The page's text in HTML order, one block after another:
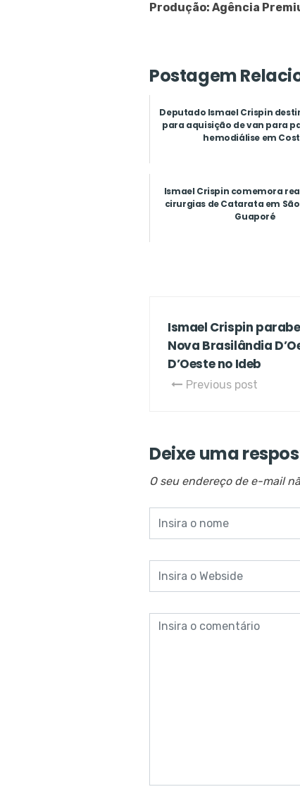
Produção: Agência
Postagem
Deputado Ismael Crispin
para aquisição de van para
hemodiálise em
Ismael Crispin comemora
cirurgias de Catarata em
Guaporé
Ismael Crispin
Nova Brasilândia
D’Oeste no Ideb
Previous post
Deixe uma
O seu endereço de e-mail